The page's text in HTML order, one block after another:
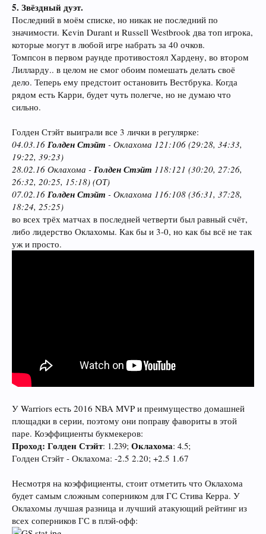
5. Звёздный дуэт.
Последний в моём списке, но никак не последний по
значимости. Kevin Durant и Russell Westbrook два топ игрока,
которые могут в любой игре набрать за 40 очков.
Томпсон в первом раунде противостоял Хардену, во втором
Лилларду.. в целом не смог обоим помешать делать своё
дело. Теперь ему предстоит остановить Вестбрука. Когда
рядом есть Карри, будет чуть полегче, но не думаю что
сильно.
Голден Стэйт выиграли все 3 лички в регулярке:
04.03.16 Голден Стэйт - Оклахома 121:106 (29:28, 34:33,
19:22, 39:23)
28.02.16 Оклахома - Голден Стэйт 118:121 (30:20, 27:26,
26:32, 20:25, 15:18) (ОТ)
07.02.16 Голден Стэйт - Оклахома 116:108 (36:31, 37:28,
18:24, 25:25)
во всех трёх матчах в последней четверти был равный счёт,
либо лидерство Оклахомы. Как бы и 3-0, но как бы всё не так
уж и просто.
У Warriors есть 2016 NBA MVP и преимущество домашней
площадки в серии, поэтому они поправу фавориты в этой
паре. Коэффициенты букмекеров:
Проход: Голден Стэйт: 1.239; Оклахома: 4.5;
Голден Стэйт - Оклахома: -2.5 2.20; +2.5 1.67
Несмотря на коэффициенты, стоит отметить что Оклахома
будет самым сложным соперником для ГС Стива Керра. У
Оклахомы лучшая разница и лучший атакующий рейтинг из
всех соперников ГС в плэй-офф: